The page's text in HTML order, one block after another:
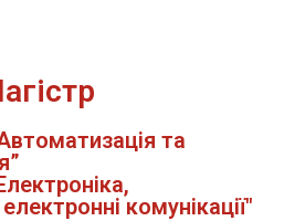
та
комунікації"